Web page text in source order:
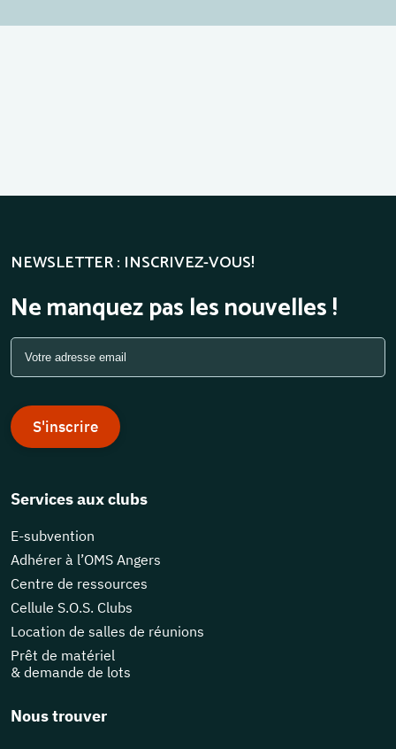
NEWSLETTER : INSCRIVEZ-VOUS!
Ne manquez pas les nouvelles !
S'inscrire
Services aux clubs
E-subvention
Adhérer à l’OMS Angers
Centre de ressources
Cellule S.O.S. Clubs
Location de salles de réunions
Prêt de matériel
& demande de lots
Nous trouver